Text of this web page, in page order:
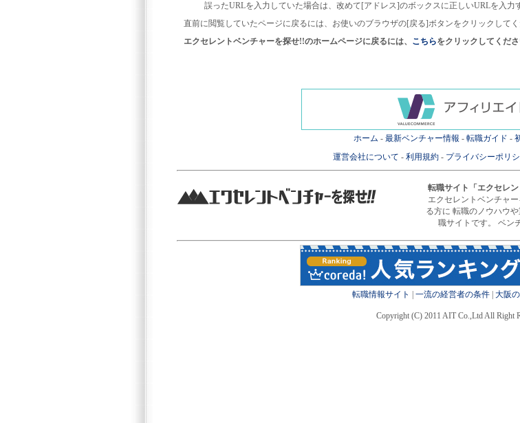
誤ったURLを入力していた場合は、改めて[アドレス]のボックスに正しいURLを入力
直前に閲覧していたページに戻るには、お使いのブラウザの[戻る]ボタンをクリックしてく
エクセレントベンチャーを探せ!!のホームページに戻るには、 こちらをクリックしてくださ
ホーム - 最新ベンチャー情報 - 転職ガイド -
運営会社について - 利用規約 - プライバシーポリ
転職サイト
「エクセレ
エクセレントベンチャ
る方に 転職のノウハウ
職サイトです。 ベン
転職情報サイト 一流の経営者の条件| 大阪
Copyright (C) 2011 AIT Co.,Ltd All Right